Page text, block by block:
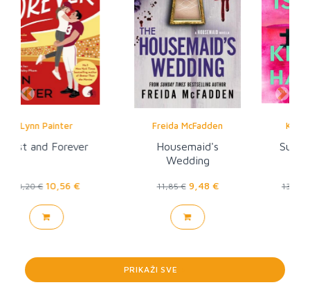
Freida McFadden
Housemaid's
11,85 €
Kristin Hannah
Summer Island
13,20 €10,56 €
Previous Next
PRIKAŽI SVE